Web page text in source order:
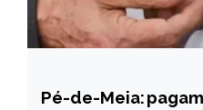
BRASIL
Pé-de-Meia: